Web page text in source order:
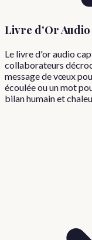
Livre d'Or Audio
Le livre d'or audio
collaborateurs
message de vœux
écoulée ou un mot
bilan humain et